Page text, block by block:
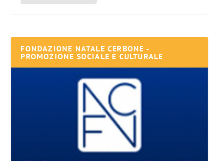
FONDAZIONE NATALE CERBONE -
PROMOZIONE SOCIALE E CULTURALE